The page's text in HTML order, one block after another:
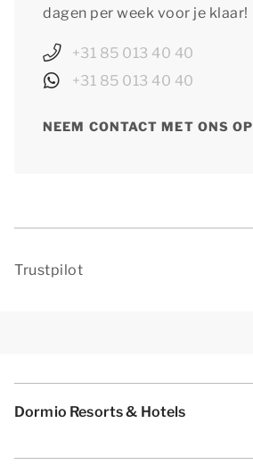
dagen per week voor je klaar!
+31 85 013 40 40
+31 85 013 40 40
NEEM CONTACT MET ONS OP
Trustpilot
Dormio Resorts & Hotels